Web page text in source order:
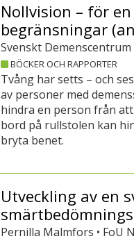
Nollvision – för
begränsningar
Svenskt Demenscentrum
BÖCKER OCH RAPPORTER
Tvång har setts – och
av personer med
hindra en person från
bord på rullstolen kan
bryta benet.
Utveckling av en
Pernilla Malmfors • FoU